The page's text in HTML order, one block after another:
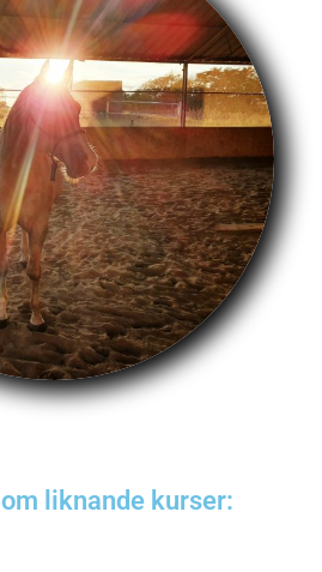
liknande kurser: